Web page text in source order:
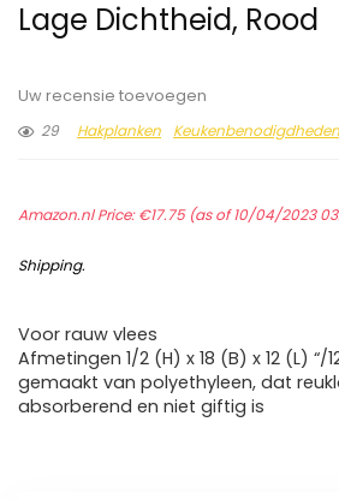
Lage Dichtheid, Rood
Uw recensie toevoegen
29
Hakplanken
Amazon.nl Price:€17.75(as of 10/04/2023
Shipping.
Voor rauw vlees
Afmetingen 1/2 (H) x 18 (B) x 12 (L) “/
gemaakt van polyethyleen, dat
absorberend en niet giftig is